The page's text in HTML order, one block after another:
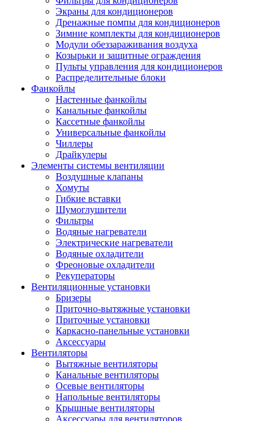
Экраны для кондиционеров
Дренажные помпы для кондиционеров
Зимние комплекты для кондиционеров
Модули обеззараживания воздуха
Козырьки и защитные ограждения
Пульты управления для кондиционеров
Распределительные блоки
Фанкойлы
Настенные фанкойлы
Канальные фанкойлы
Кассетные фанкойлы
Универсальные фанкойлы
Чиллеры
Драйкулеры
Элементы системы вентиляции
Воздушные клапаны
Хомуты
Гибкие вставки
Шумоглушители
Фильтры
Водяные нагреватели
Электрические нагреватели
Водяные охладители
Фреоновые охладители
Рекуператоры
Вентиляционные установки
Бризеры
Приточно-вытяжные установки
Приточные установки
Каркасно-панельные установки
Аксессуары
Вентиляторы
Вытяжные вентиляторы
Канальные вентиляторы
Осевые вентиляторы
Напольные вентиляторы
Крышные вентиляторы
Аксессуары для вентиляторов